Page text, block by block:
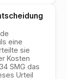
eine
sie
Kosten
SMG das
Urteil